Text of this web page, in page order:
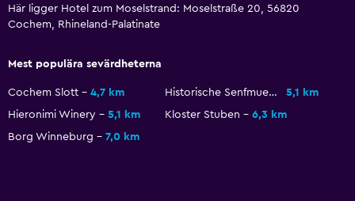
Dusch
Toalett
Toalettpapper
Privat badrum
Walk-in-dusch
Här ligger Hotel zum Moselstrand: Moselstraße 20, 56820
Cochem, Rhineland-Palatinate
Mest populära sevärdheterna
Cochem Slott 4,7 km Historische Senfmuehle
5,1 km
Hieronimi Winery
5,1 km Kloster Stuben
6,3 km
Borg Winneburg
7,0 km